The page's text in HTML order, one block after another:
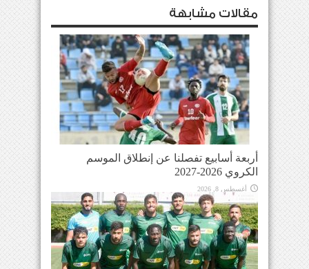
مقالات مشابهة
أربعة أسابيع تفصلنا عن إنطلاق الموسم
الكروي 2026-2027
أغسطس 8, 2026